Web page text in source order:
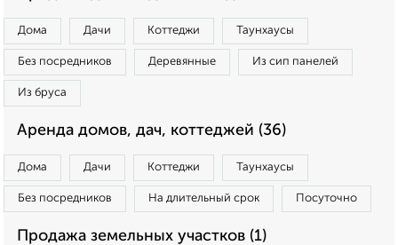
Дома Дачи Коттеджи Таунхаусы
Без посредников Деревянные Из сип панелей
Из бруса
Аренда домов, дач, коттеджей (36)
Дома Дачи Коттеджи Таунхаусы
Без посредников На длительный срок Посуточно
Продажа земельных участков (1)